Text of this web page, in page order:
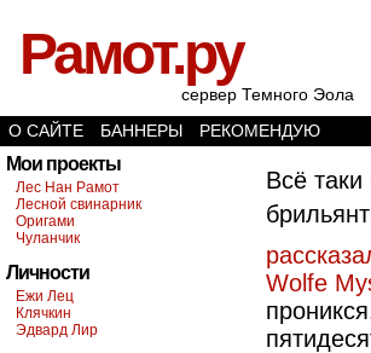
Рамот.ру
сервер Темного Эола
О САЙТЕ
БАННЕРЫ РЕКОМЕНДУЮ
Мои проекты
Лес Нан Рамот
Лесной свинарник
Оригами
Чуланчик
Личности
Ежи Лец
Клячкин
Эдвард Лир
Всё
Wolfe